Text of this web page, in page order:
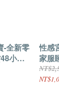
-全新零
小時
趣睡
性感
家服